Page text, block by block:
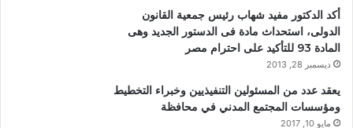
أكد الدكتور مفيد شهاب رئيس جمعية القانون
الدولى، استحداث مادة فى الدستور الجديد وهى
المادة 93 للتأكيد على احترام مصر
ديسمبر 28, 2013
يعقد عدد من المسئولين التنفيذيين وخبراء التخطيط
ومؤسسات المجتمع المدني في محافظة
مايو 10, 2017